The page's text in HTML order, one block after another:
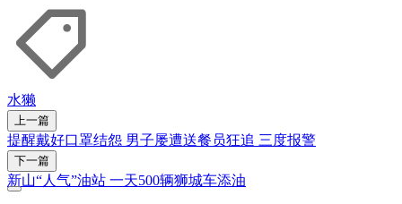
水獭
上一篇
提醒戴好口罩结怨 男子屡遭送餐员狂追 三度报警
下一篇
新山“人气”油站 一天500辆狮城车添油